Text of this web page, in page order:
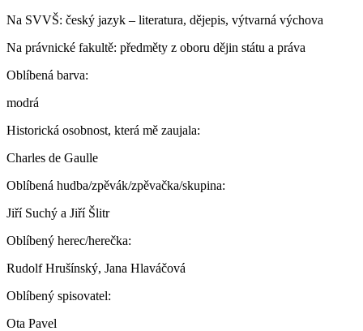
Na SVVŠ: český jazyk – literatura, dějepis, výtvarná výchova
Na právnické fakultě: předměty z oboru dějin státu a práva
Oblíbená barva:
modrá
Historická osobnost, která mě zaujala:
Charles de Gaulle
Oblíbená hudba/zpěvák/zpěvačka/skupina:
Jiří Suchý a Jiří Šlitr
Oblíbený herec/herečka:
Rudolf Hrušínský, Jana Hlaváčová
Oblíbený spisovatel:
Ota Pavel